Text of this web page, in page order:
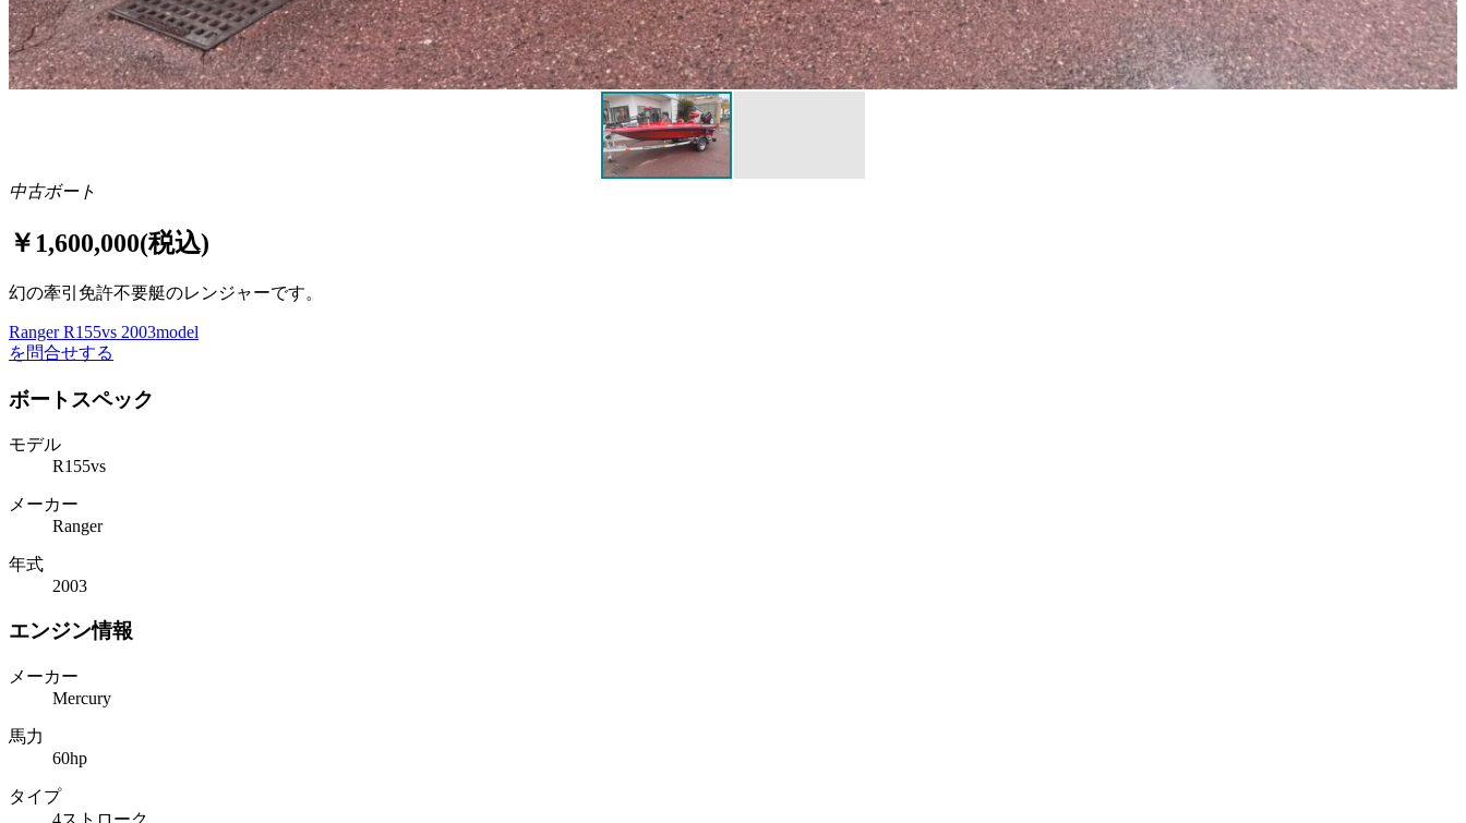
中古ボート
￥1,600,000(税込)
幻の牽引免許不要艇のレンジャーです。
Ranger R155vs 2003model
を問合せする
ボートスペック
モデル
R155vs
メーカー
Ranger
年式
2003
エンジン情報
メーカー
Mercury
馬力
60hp
タイプ
4ストローク